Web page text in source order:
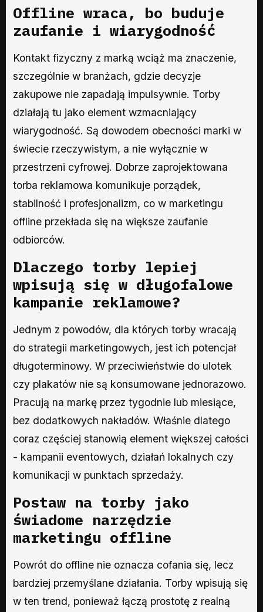
Offline wraca, bo buduje
zaufanie i wiarygodność
Kontakt fizyczny z marką wciąż ma znaczenie,
szczególnie w branżach, gdzie decyzje
zakupowe nie zapadają impulsywnie. Torby
działają tu jako element wzmacniający
wiarygodność. Są dowodem obecności marki w
świecie rzeczywistym, a nie wyłącznie w
przestrzeni cyfrowej. Dobrze zaprojektowana
torba reklamowa komunikuje porządek,
stabilność i profesjonalizm, co w marketingu
offline przekłada się na większe zaufanie
odbiorców.
Dlaczego torby lepiej
wpisują się w długofalowe
kampanie reklamowe?
Jednym z powodów, dla których torby wracają
do strategii marketingowych, jest ich potencjał
długoterminowy. W przeciwieństwie do ulotek
czy plakatów nie są konsumowane jednorazowo.
Pracują na markę przez tygodnie lub miesiące,
bez dodatkowych nakładów. Właśnie dlatego
coraz częściej stanowią element większej całości
- kampanii eventowych, działań lokalnych czy
komunikacji w punktach sprzedaży.
Postaw na torby jako
świadome narzędzie
marketingu offline
Powrót do offline nie oznacza cofania się, lecz
bardziej przemyślane działania. Torby wpisują się
w ten trend, ponieważ łączą prostotę z realną